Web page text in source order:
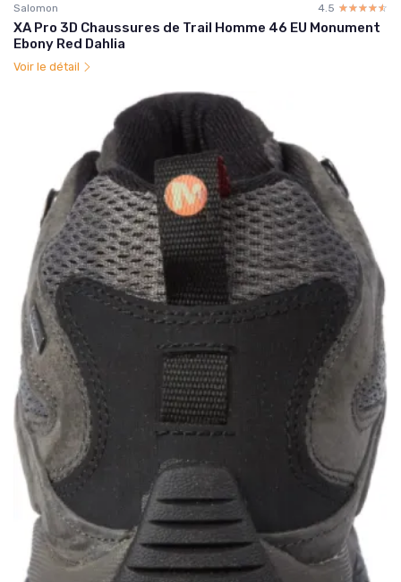
Salomon 4.5 ☆☆☆☆☆
★★★★★
XA Pro 3D Chaussures de Trail Homme 46 EU Monument
Ebony Red Dahlia
Voir le détail